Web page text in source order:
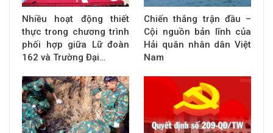
Nhiều hoạt động thiết
thực trong chương trình
phối hợp giữa Lữ đoàn
162 và Trường Đại…
Chiến thắng trận đầu –
Cội nguồn bản lĩnh của
Hải quân nhân dân Việt
Nam